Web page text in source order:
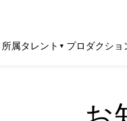
所属タレント プロダクショ